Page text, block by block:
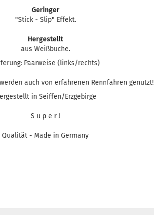
Geringer
"Stick - Slip" Effekt.
Hergestellt
aus Weißbuche.
Paarweise (links/rechts)
auch von erfahrenen Rennfahren genutzt!
in Seiffen/Erzgebirge
S u p e r !
Qualität - Made in Germany